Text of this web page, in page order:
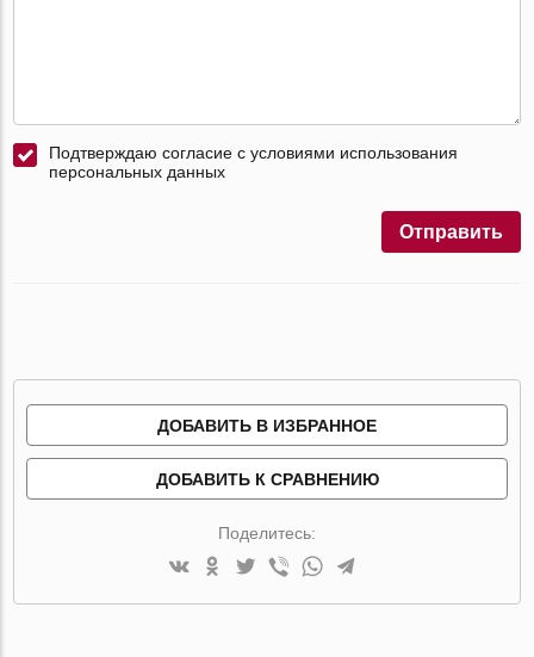
Подтверждаю согласие с условиями использования
персональных данных
Отправить
ДОБАВИТЬ В ИЗБРАННОЕ
ДОБАВИТЬ К СРАВНЕНИЮ
Поделитесь: